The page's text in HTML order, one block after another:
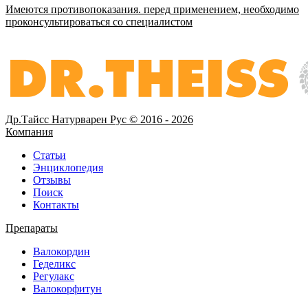
Имеются противопоказания. перед применением, необходимо
проконсультироваться со специалистом
Др.Тайсс Натурварен Рус © 2016 - 2026
Компания
Статьи
Энциклопедия
Отзывы
Поиск
Контакты
Препараты
Валокордин
Геделикс
Регулакс
Валокорфитун